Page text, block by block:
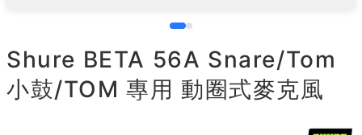
Shure BETA 56A Snare/Tom
小鼓/TOM 專用 動圈式麥克風